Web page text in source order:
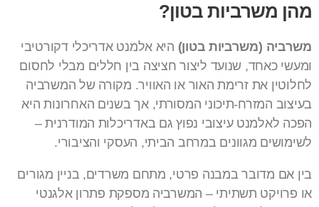
מהן משרביות בטון?
משרביה (משרביות בטון) היא אלמנט אדריכלי דקורטיבי
ומעשי כאחד, שנועד ליצור חציצה בין חללים מבלי לחסום
לחלוטין את זרימת האור או האוויר. מקורה של המשרביה
בעיצוב המזרח-תיכוני המסורתי, אך בשנים האחרונות היא
הפכה לאלמנט עיצובי נפוץ גם באדריכלות המודרנית –
לשימושים מגוונים במרחב הביתי, העסקי והציבורי.
בין אם מדובר במבנה פרטי, מתחם משרדים, בניין מגורים
או פרויקט תשתיתי – המשרביה מספקת פתרון אלגנטי